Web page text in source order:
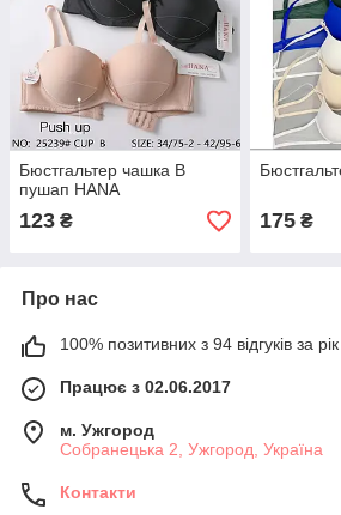
Бюстгальтер чашка В
пушап HANA
123 ₴ 175₴
Про нас
100% позитивних з 94 відгуків за рік
Працює з 02.06.2017
м. Ужгород
Собранецька 2, Ужгород, Україна
Контакти